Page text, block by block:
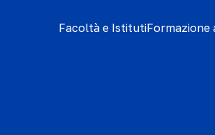
Facoltà e IstitutiFormazione